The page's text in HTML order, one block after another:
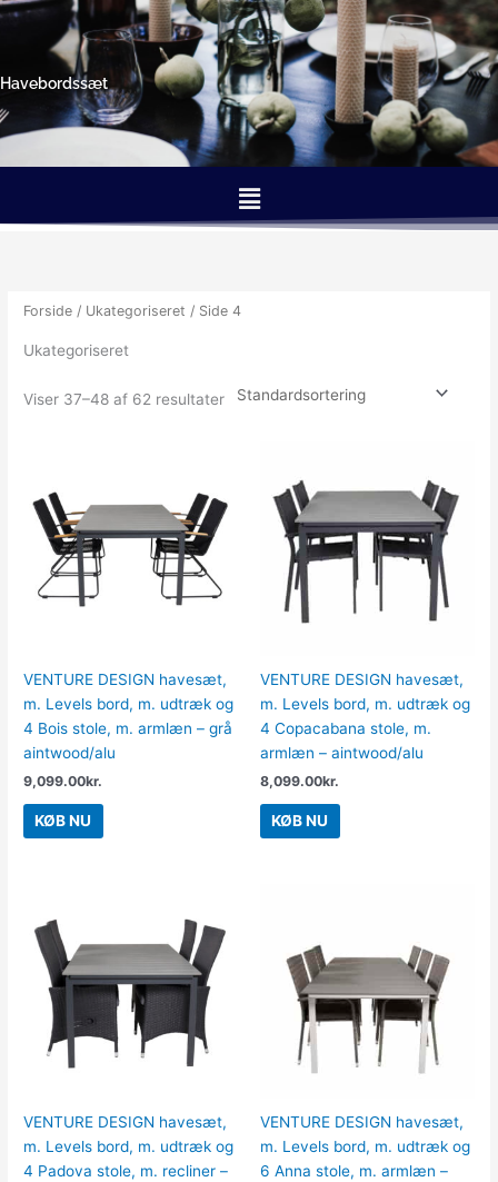
Gå
indholdet
Havebordssæt
Menu
Forside / Ukategoriseret / Side 4
Ukategoriseret
Viser 37–48 af 62 resultater
VENTURE DESIGN havesæt,
m. Levels bord, m. udtræk og
4 Bois stole, m. armlæn – grå
aintwood/alu
9,099.00kr.
KØB NU
VENTURE DESIGN havesæt,
m. Levels bord, m. udtræk og
4 Copacabana stole, m.
armlæn – aintwood/alu
8,099.00kr.
KØB NU
VENTURE DESIGN havesæt,
m. Levels bord, m. udtræk og
4 Padova stole, m. recliner –
VENTURE DESIGN havesæt,
m. Levels bord, m. udtræk og
6 Anna stole, m. armlæn –